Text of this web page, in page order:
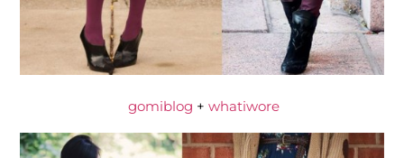
gomiblog + whatiwore